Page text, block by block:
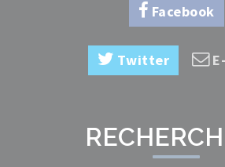
Facebook
Twitter